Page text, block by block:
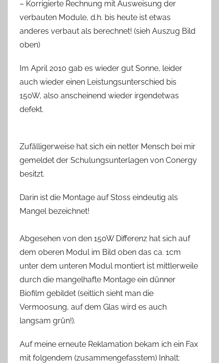
– Korrigierte Rechnung mit Ausweisung der
verbauten Module, d.h. bis heute ist etwas
anderes verbaut als berechnet! (sieh Auszug Bild
oben)
Im April 2010 gab es wieder gut Sonne, leider
auch wieder einen Leistungsunterschied bis
150W, also anscheinend wieder irgendetwas
defekt.
Zufälligerweise hat sich ein netter Mensch bei mir
gemeldet der Schulungsunterlagen von Conergy
besitzt.
Darin ist die Montage auf Stoss eindeutig als
Mangel bezeichnet!
Abgesehen von den 150W Differenz hat sich auf
dem oberen Modul im Bild oben das ca. 1cm
unter dem unteren Modul montiert ist mittlerweile
durch die mangelhafte Montage ein dünner
Biofilm gebildet (seitlich sieht man die
Vermoosung, auf dem Glas wird es auch
langsam grün!).
Auf meine erneute Reklamation bekam ich ein Fax
mit folgendem (zusammengefasstem) Inhalt: